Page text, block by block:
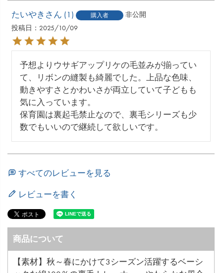
たいやき 1 購入者
非公開
投稿日
2025/10/09
予想よりウサギアップリケの毛並みが揃ってい
て、リボンの縫製も綺麗でした。上品な色味、
動きやすさとかわいさが両立していて子どもも
気に入っています。
保育園は裏起毛禁止なので、裏毛シリーズも少
数でもいいので継続して欲しいです。
すべてのレビューを見る
レビューを書く
商品について
【素材】秋～春にかけて3シーズン活躍するベーシ